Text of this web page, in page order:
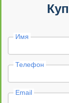
Имя
Телефон
Email